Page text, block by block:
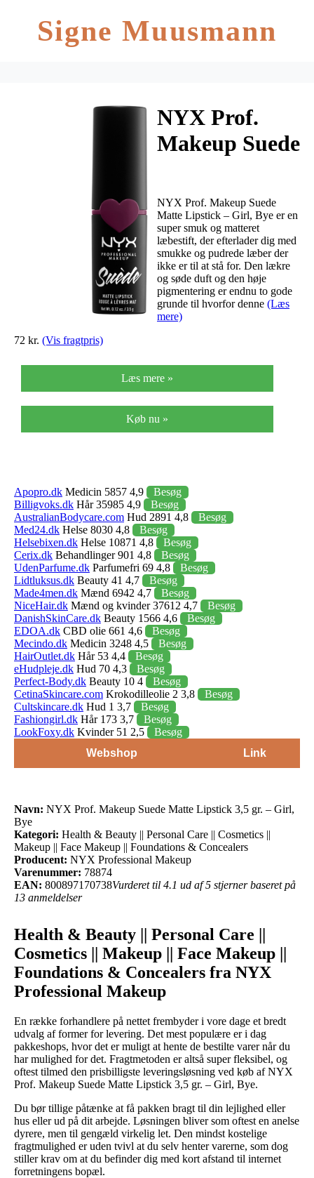
Signe Muusmann
NYX Prof.
Makeup Suede
3,5 gr. – Girl,
Bye
NYX Prof. Makeup Suede
Matte Lipstick – Girl, Bye er en
super smuk og matteret
læbestift, der efterlader dig med
smukke og pudrede læber der
ikke er til at stå for. Den lækre
og søde duft og den høje
pigmentering er endnu to gode
grunde til hvorfor denne (Læs
mere)
72 kr. (Vis fragtpris)
Læs mere »
Køb nu »
Apopro.dk Medicin 5857 4,9
Besøg
Billigvoks.dk Hår 35985 4,9
Besøg
AustralianBodycare.com Hud 2891 4,8
Besøg
Med24.dk Helse 8030 4,8
Besøg
Helsebixen.dk Helse 10871 4,8
Besøg
Cerix.dk Behandlinger 901 4,8
Besøg
UdenParfume.dk Parfumefri 69 4,8
Besøg
Lidtluksus.dk Beauty 41 4,7
Besøg
Made4men.dk Mænd 6942 4,7
Besøg
NiceHair.dk Mænd og kvinder 37612 4,7
Besøg
DanishSkinCare.dk Beauty 1566 4,6
Besøg
EDOA.dk CBD olie 661 4,6
Besøg
Mecindo.dk Medicin 3248 4,5
Besøg
HairOutlet.dk Hår 53 4,4
Besøg
eHudpleje.dk Hud 70 4,3
Besøg
Perfect-Body.dk Beauty 10 4
Besøg
CetinaSkincare.com Krokodilleolie 2 3,8
Besøg
Cultskincare.dk Hud 1 3,7
Besøg
Fashiongirl.dk Hår 173 3,7
Besøg
LookFoxy.dk Kvinder 51 2,5
Besøg
Webshop
Link
Navn: NYX Prof. Makeup Suede Matte Lipstick 3,5 gr. – Girl,
Bye
Kategori: Health & Beauty || Personal Care || Cosmetics ||
Makeup || Face Makeup || Foundations & Concealers
Producent: NYX Professional Makeup
Varenummer: 78874
EAN: 800897170738Vurderet til 4.1 ud af 5 stjerner baseret på
13 anmeldelser
Health & Beauty || Personal Care ||
Cosmetics || Makeup || Face Makeup ||
Foundations & Concealers fra NYX
Professional Makeup
En række forhandlere på nettet frembyder i vore dage et bredt
udvalg af former for levering. Det mest populære er i dag
pakkeshops, hvor det er muligt at hente de bestilte varer når du
har mulighed for det. Fragtmetoden er altså super fleksibel, og
oftest tilmed den prisbilligste leveringsløsning ved køb af NYX
Prof. Makeup Suede Matte Lipstick 3,5 gr. – Girl, Bye.
Du bør tillige påtænke at få pakken bragt til din lejlighed eller
hus eller ud på dit arbejde. Løsningen bliver som oftest en anelse
dyrere, men til gengæld virkelig let. Den mindst kostelige
fragtmulighed er uden tvivl at du selv henter varerne, som dog
stiller krav om at du befinder dig med kort afstand til internet
forretningens bopæl.